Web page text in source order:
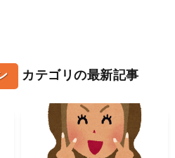
カテゴリの最新記事